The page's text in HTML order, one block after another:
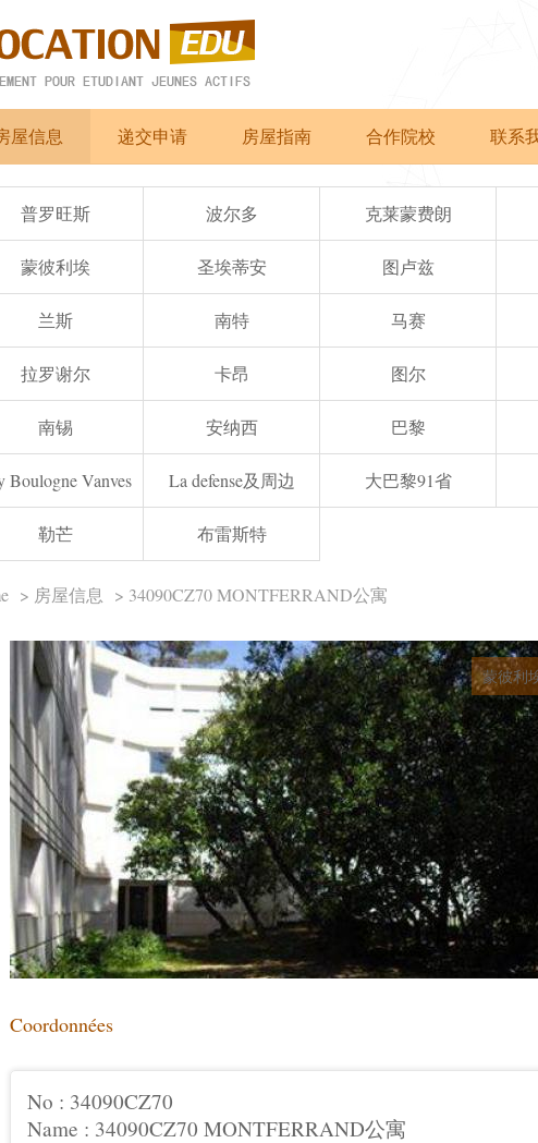
屋信息 递交申请 房屋指南 合作院校 联系
普罗旺斯 波尔多 克莱蒙费朗
蒙彼利埃 圣埃蒂安 图卢兹
兰斯 南特 马赛
拉罗谢尔 卡昂 图尔
南锡 安纳西 巴黎
Boulogne Vanves La defense及周边 大巴黎91省
勒芒 布雷斯特
> 房屋信息 > 34090CZ70 MONTFERRAND公寓
蒙彼利
Coordonnées
No : 34090CZ70
Name : 34090CZ70 MONTFERRAND公寓